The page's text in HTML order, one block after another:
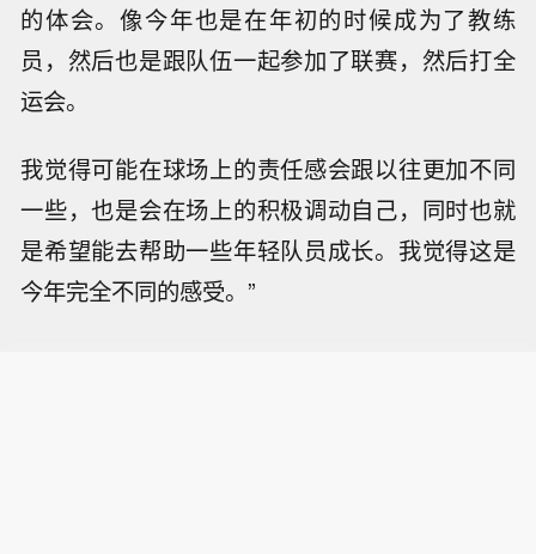
的体会。像今年也是在年初的时候成为了教练
员，然后也是跟队伍一起参加了联赛，然后打全
运会。
我觉得可能在球场上的责任感会跟以往更加不同
一些，也是会在场上的积极调动自己，同时也就
是希望能去帮助一些年轻队员成长。我觉得这是
今年完全不同的感受。”